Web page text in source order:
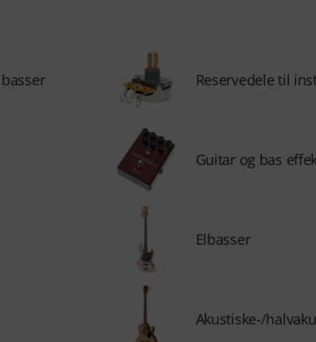
Reservedele til
Guitar og bas
Elbasser
Akustiske-/